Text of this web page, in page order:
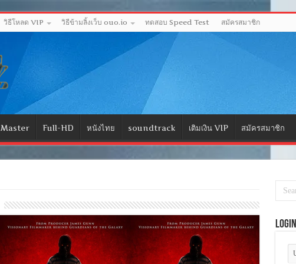
วิธีโหลด VIP วิธีข้ามลิ้งเว็บ ouo.io ทดสอบ Speed Test สมัครสมาชิก
Master Full-HD หนังไทย soundtrack เติมเงิน VIP สมัครสมาชิก
Login